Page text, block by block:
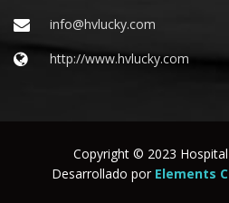
info@hvlucky.com
http://www.hvlucky.com
Copyright © 2023
Desarrollado por Elements